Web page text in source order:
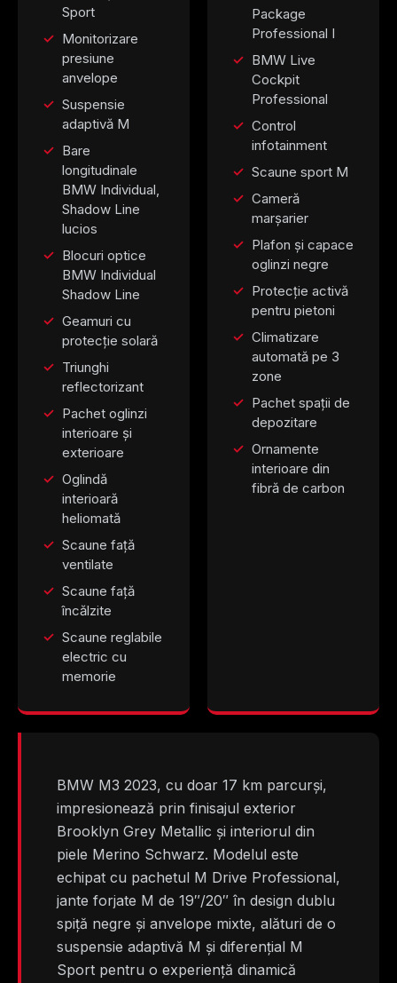
Sport
Monitorizare
presiune
anvelope
Suspensie
adaptivă M
Bare
longitudinale
BMW Individual,
Shadow Line
lucios
Blocuri optice
BMW Individual
Shadow Line
Geamuri cu
protecție solară
Triunghi
reflectorizant
Pachet oglinzi
interioare și
exterioare
Oglindă
interioară
heliomată
Scaune față
ventilate
Scaune față
încălzite
Scaune reglabile
electric cu
memorie
Package
Professional I
BMW Live
Cockpit
Professional
Control
infotainment
Scaune sport M
Cameră
marșarier
Plafon și capace
oglinzi negre
Protecție activă
pentru pietoni
Climatizare
automată pe 3
zone
Pachet spații de
depozitare
Ornamente
interioare din
fibră de carbon
BMW M3 2023, cu doar 17 km parcurși,
impresionează prin finisajul exterior
Brooklyn Grey Metallic și interiorul din
piele Merino Schwarz. Modelul este
echipat cu pachetul M Drive Professional,
jante forjate M de 19″/20″ în design dublu
spiță negre și anvelope mixte, alături de o
suspensie adaptivă M și diferențial M
Sport pentru o experiență dinamică